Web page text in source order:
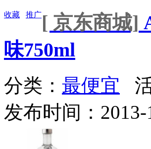
收藏 推广[ 京东商城]
味750ml
分类： 最便宜
发布时间：2013-